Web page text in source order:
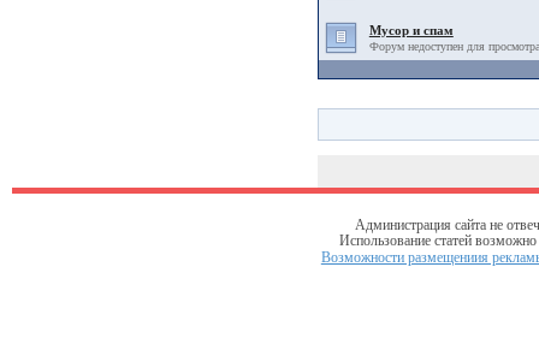
Мусор и спам
Форум недоступен для
Администрация сайта не
Использование статей
Возможности размещениия